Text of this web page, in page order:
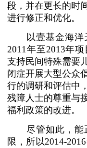
段，并在更长的时
进行修正和优化。
以壹基金海洋
2011年至2013年
支持民间特殊需要
闭症开展大型公众
行的调研和评估中
残障人士的尊重与
福利政策的改进。
尽管如此，能
限，所以2014-